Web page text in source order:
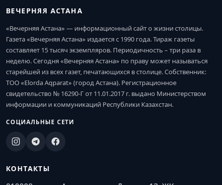
ВЕЧЕРНЯЯ АСТАНА
«Вечерняя Астана» — информационный сайт о жизни столицы.
Газета «Вечерняя Астана» издается с 1990 года. Тираж газеты
составляет 15 тысяч экземпляров. Периодичность – три раза в
неделю. Сегодня «Вечерняя Астана» по праву может называться
старейшей из всех газет, печатающихся в столице. Собственник:
ТОО «Elorda Aqparat» (город Астана). Регистрационное
свидетельство № 16290-Г от 11.01.2017 г. выдано Министерством
информации и коммуникаций Республики Казахстан.
СОЦИАЛЬНЫЕ СЕТИ
КОНТАКТЫ